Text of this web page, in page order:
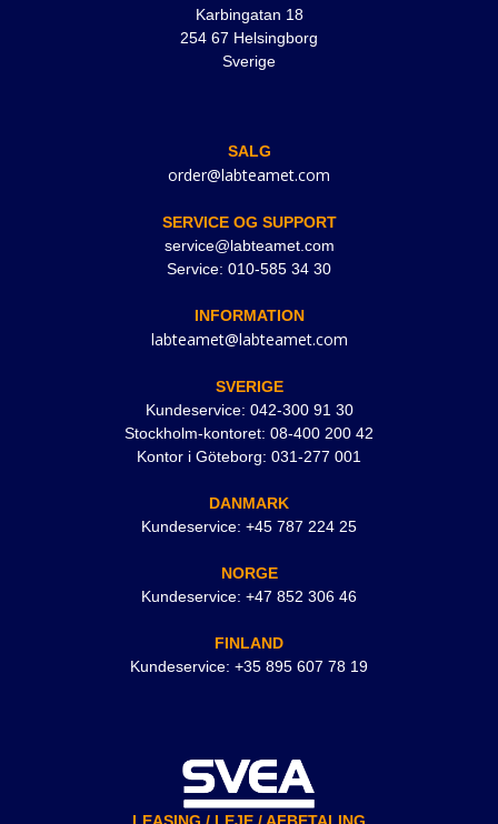
Karbingatan 18
254 67 Helsingborg
Sverige
SALG
order@labteamet.com
SERVICE OG SUPPORT
service@labteamet.com
Service: 010-585 34 30
INFORMATION
labteamet@labteamet.com
SVERIGE
Kundeservice: 042-300 91 30
Stockholm-kontoret: 08-400 200 42
Kontor i Göteborg: 031-277 001
DANMARK
Kundeservice: +45 787 224 25
NORGE
Kundeservice: +47 852 306 46
FINLAND
Kundeservice: +35 895 607 78 19